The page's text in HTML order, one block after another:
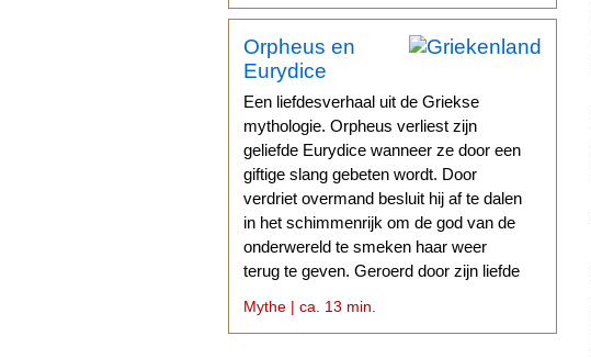
Orpheus en
Eurydice
Een liefdesverhaal uit de Griekse
mythologie. Orpheus verliest zijn
geliefde Eurydice wanneer ze door een
giftige slang gebeten wordt. Door
verdriet overmand besluit hij af te dalen
in het schimmenrijk om de god van de
onderwereld te smeken haar weer
terug te geven. Geroerd door zijn liefde
Mythe | ca. 13 min.